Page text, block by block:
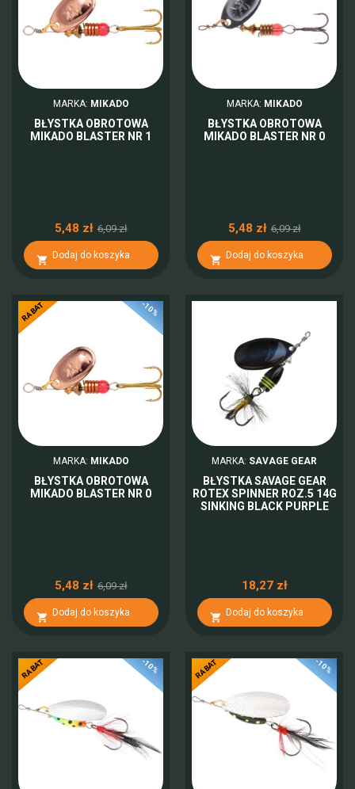
MARKA: MIKADO
BŁYSTKA OBROTOWA
MIKADO BLASTER NR 1
5,48 zł 6,09 zł
 Dodaj do koszyka
MARKA: MIKADO
BŁYSTKA OBROTOWA
MIKADO BLASTER NR 0
5,48 zł 6,09 zł
 Dodaj do koszyka
-10%
RABAT
MARKA: MIKADO
BŁYSTKA OBROTOWA
MIKADO BLASTER NR 0
5,48 zł 6,09 zł
 Dodaj do koszyka
MARKA: SAVAGE GEAR
BŁYSTKA SAVAGE GEAR
ROTEX SPINNER ROZ.5 14G
SINKING BLACK PURPLE
18,27 zł
 Dodaj do koszyka
-10%
RABAT -10%
RABAT